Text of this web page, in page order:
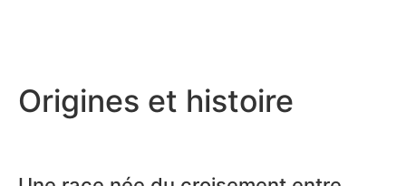
Origines et histoire